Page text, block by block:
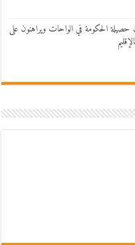
حصيلة الحكومة في الواحات ويراهنون على